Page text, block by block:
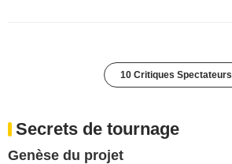
10 Critiques Spectateurs
Secrets de tournage
Genèse du projet